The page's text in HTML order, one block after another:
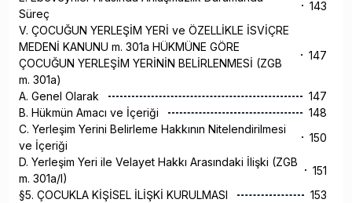
Süreç
143
V. ÇOCUĞUN YERLEŞİM YERİ ve ÖZELLİKLE İSVİÇRE
MEDENİ KANUNU m. 301a HÜKMÜNE GÖRE
ÇOCUĞUN YERLEŞİM YERİNİN BELİRLENMESİ (ZGB
m. 301a)
147
A. Genel Olarak
147
B. Hükmün Amacı ve İçeriği
148
C. Yerleşim Yerini Belirleme Hakkının Nitelendirilmesi
ve İçeriği
150
D. Yerleşim Yeri ile Velayet Hakkı Arasındaki İlişki (ZGB
m. 301a/I)
151
§5. ÇOCUKLA KİŞİSEL İLİŞKİ KURULMASI
153